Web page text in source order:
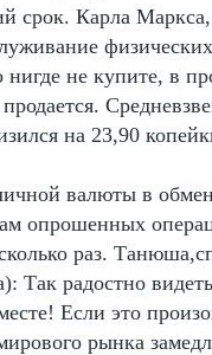
срок. Карла
не купите, в
на 23,90
валюты в
опрошенных
раз.
Так радостно видеть
Если это
рынка